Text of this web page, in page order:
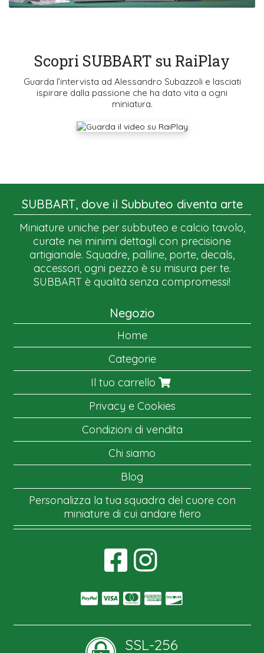
Scopri SUBBART su RaiPlay
Guarda l’intervista ad Alessandro Subazzoli e lasciati
ispirare dalla passione che ha dato vita a ogni
miniatura.
SUBBART, dove il Subbuteo diventa arte
Miniature uniche per subbuteo e calcio tavolo,
curate nei minimi dettagli con precisione
artigianale. Squadre, palline, porte, decals,
accessori, ogni pezzo è su misura per te.
SUBBART è qualità senza compromessi!
Negozio
Home
Categorie
Il tuo carrello
Privacy e Cookies
Condizioni di vendita
Chi siamo
Blog
Personalizza la tua squadra del cuore con
miniature di cui andare fiero
SSL-256